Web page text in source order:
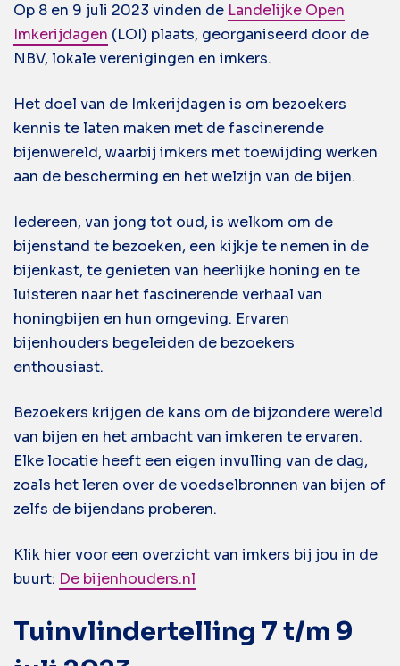
Op 8 en 9 juli 2023 vinden de Landelijke Open
Imkerijdagen (LOI) plaats, georganiseerd door de
NBV, lokale verenigingen en imkers.
Het doel van de Imkerijdagen is om bezoekers
kennis te laten maken met de fascinerende
bijenwereld, waarbij imkers met toewijding werken
aan de bescherming en het welzijn van de bijen.
Iedereen, van jong tot oud, is welkom om de
bijenstand te bezoeken, een kijkje te nemen in de
bijenkast, te genieten van heerlijke honing en te
luisteren naar het fascinerende verhaal van
honingbijen en hun omgeving. Ervaren
bijenhouders begeleiden de bezoekers
enthousiast.
Bezoekers krijgen de kans om de bijzondere wereld
van bijen en het ambacht van imkeren te ervaren.
Elke locatie heeft een eigen invulling van de dag,
zoals het leren over de voedselbronnen van bijen of
zelfs de bijendans proberen.
Klik hier voor een overzicht van imkers bij jou in de
buurt: De bijenhouders.nl
Tuinvlindertelling 7 t/m 9